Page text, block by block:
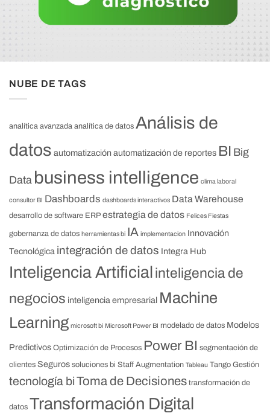
NUBE DE TAGS
analítica avanzada analítica de datos Análisis de
datos automatizaciónautomatización de reportes BI Big
Data business intelligence clima laboral
consultor BI Dashboards dashboards interactivos Data Warehouse
desarrollo de software ERP estrategia de datos Felices Fiestas
gobernanza de datos herramientas bi IA implementacion Innovación
Tecnológica integración de datos Integra Hub
Inteligencia Artificial inteligencia de
negocios inteligencia empresarial Machine
Learning microsoft bi Microsoft Power BI modelado de datos Modelos
Predictivos Optimización de Procesos Power BI segmentación de
clientes Seguros soluciones bi Staff Augmentation Tableau Tango Gestión
tecnología biToma de Decisiones transformación de
datos Transformación Digital